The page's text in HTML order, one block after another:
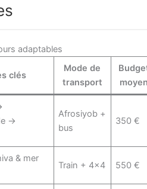
adaptables
clés
Mode de
transport
→
Afrosiyob +
bus
350 €
& mer
Train + 4×4 550 €